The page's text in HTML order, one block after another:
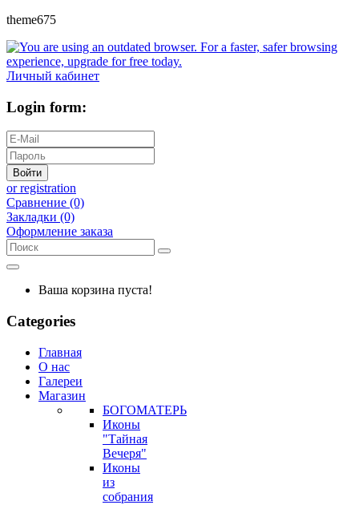
theme675
Личный кабинет
Login form:
Войти
or registration
Сравнение (0)
Закладки (0)
Оформление заказа
Ваша корзина пуста!
Categories
Главная
О нас
Галереи
Магазин
БОГОМАТЕРЬ
Иконы
"Тайная
Вечеря"
Иконы
из
собрания